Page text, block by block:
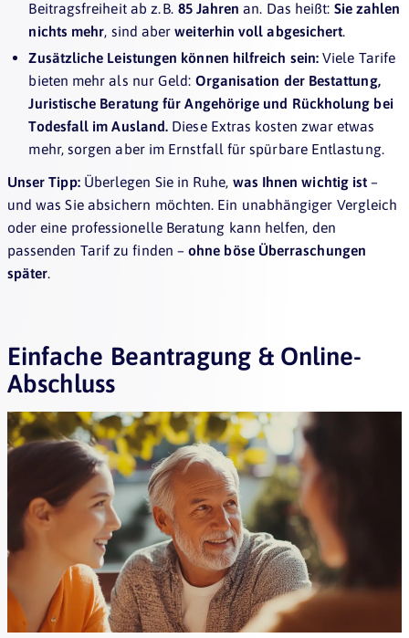
Beitragsfreiheit ab z. B. 85 Jahren an. Das heißt: Sie zahlen
nichts mehr, sind aberweiterhin voll abgesichert.
Zusätzliche Leistungen können hilfreich sein:Viele Tarife
bieten mehr als nur Geld: Organisation der Bestattung,
Juristische Beratung für Angehörige und Rückholung bei
Todesfall im Ausland. Diese Extras kosten zwar etwas
mehr, sorgen aber im Ernstfall für spürbare Entlastung.
Unser Tipp:Überlegen Sie in Ruhe, was Ihnen wichtig ist –
und was Sie absichern möchten. Ein unabhängiger Vergleich
oder eine professionelle Beratung kann helfen, den
passenden Tarif zu finden –ohne böse Überraschungen
später.
Einfache Beantragung & Online-
Abschluss